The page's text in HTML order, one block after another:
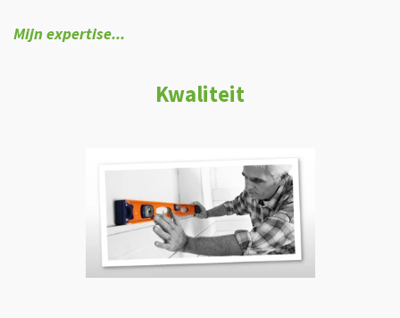
Mijn expertise...
Kwaliteit